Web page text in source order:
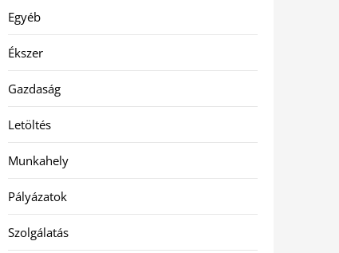
Egyéb
Ékszer
Gazdaság
Letöltés
Munkahely
Pályázatok
Szolgálatás